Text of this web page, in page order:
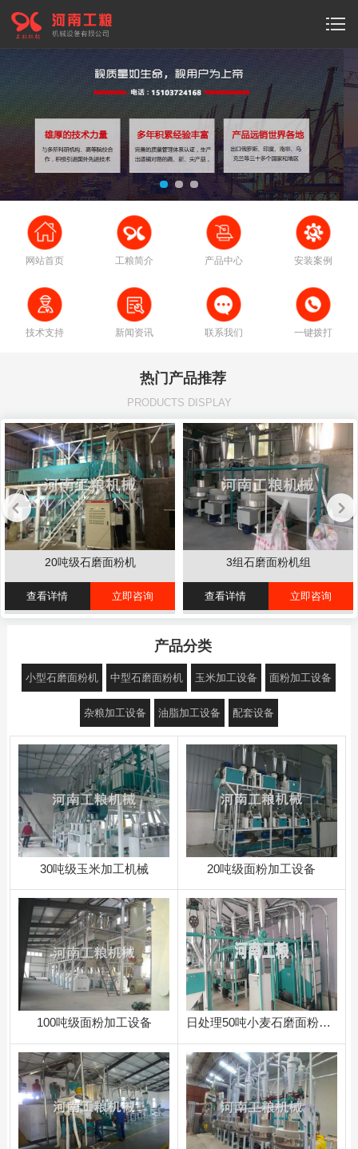
网站首页 工粮简介 产品中心 安装案例
技术支持 新闻资讯 联系我们 一键拨打
热门产品推荐
PRODUCTS DISPLAY
20吨级石磨面粉机
查看详情 立即咨询
3组石磨面粉机组
查看详情 立即咨询
产品分类
小型石磨面粉机 中型石磨面粉机 玉米加工设备 面粉加工设备
杂粮加工设备 油脂加工设备 配套设备
30吨级玉米加工机械 20吨级面粉加工设备
100吨级面粉加工设备 日处理50吨小麦石磨面粉加工设备